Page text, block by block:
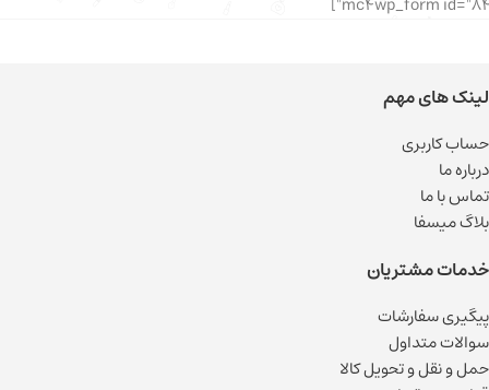
لینک های مهم
حساب کاربری
درباره ما
تماس با ما
بلاگ میسفا
خدمات مشتریان
پیگیری سفارشات
سوالات متداول
حمل و نقل و تحویل کالا